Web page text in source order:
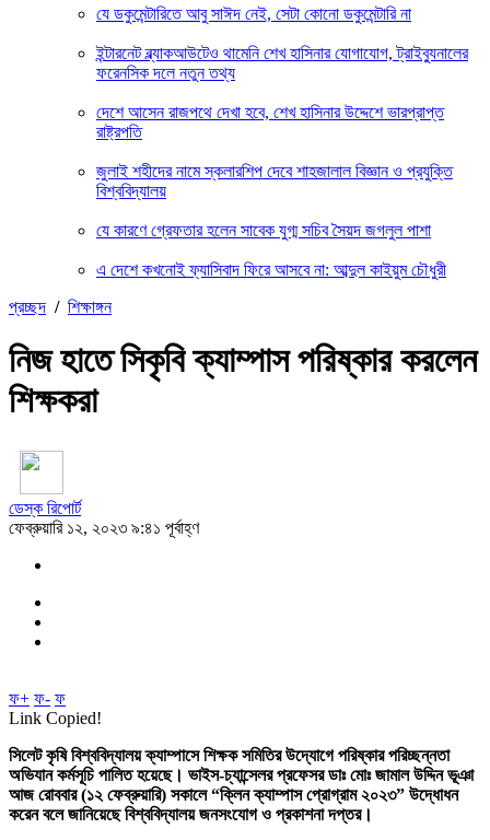
যে ডকুমেন্টারিতে আবু সাঈদ নেই, সেটা কোনো ডকুমেন্টারি না
ইন্টারনেট ব্ল্যাকআউটেও থামেনি শেখ হাসিনার যোগাযোগ, ট্রাইব্যুনালের
ফরেনসিক দলে নতুন তথ্য
দেশে আসেন রাজপথে দেখা হবে, শেখ হাসিনার উদ্দেশে ভারপ্রাপ্ত
রাষ্ট্রপতি
জুলাই শহীদের নামে স্কলারশিপ দেবে শাহজালাল বিজ্ঞান ও প্রযুক্তি
বিশ্ববিদ্যালয়
যে কারণে গ্রেফতার হলেন সাবেক যুগ্ম সচিব সৈয়দ জগলুল পাশা
এ দেশে কখনোই ফ্যাসিবাদ ফিরে আসবে না: আব্দুল কাইয়ুম চৌধুরী
প্রচ্ছদ / শিক্ষাঙ্গন
নিজ হাতে সিকৃবি ক্যাম্পাস পরিষ্কার করলেন
শিক্ষকরা
ডেস্ক রিপোর্ট
ফেব্রুয়ারি ১২, ২০২৩ ৯:৪১ পূর্বাহ্ণ
ফ+ ফ- ফ
Link Copied!
সিলেট কৃষি বিশ্ববিদ্যালয় ক্যাম্পাসে শিক্ষক সমিতির উদ্যোগে পরিষ্কার পরিচ্ছন্নতা
অভিযান কর্মসূচি পালিত হয়েছে। ভাইস-চ্যান্সেলর প্রফেসর ডাঃ মোঃ জামাল উদ্দিন ভূঞা
আজ রোববার (১২ ফেব্রুয়ারি) সকালে “ক্লিন ক্যাম্পাস প্রোগ্রাম ২০২৩” উদ্ধোধন
করেন বলে জানিয়েছে বিশ্ববিদ্যালয় জনসংযোগ ও প্রকাশনা দপ্তর।